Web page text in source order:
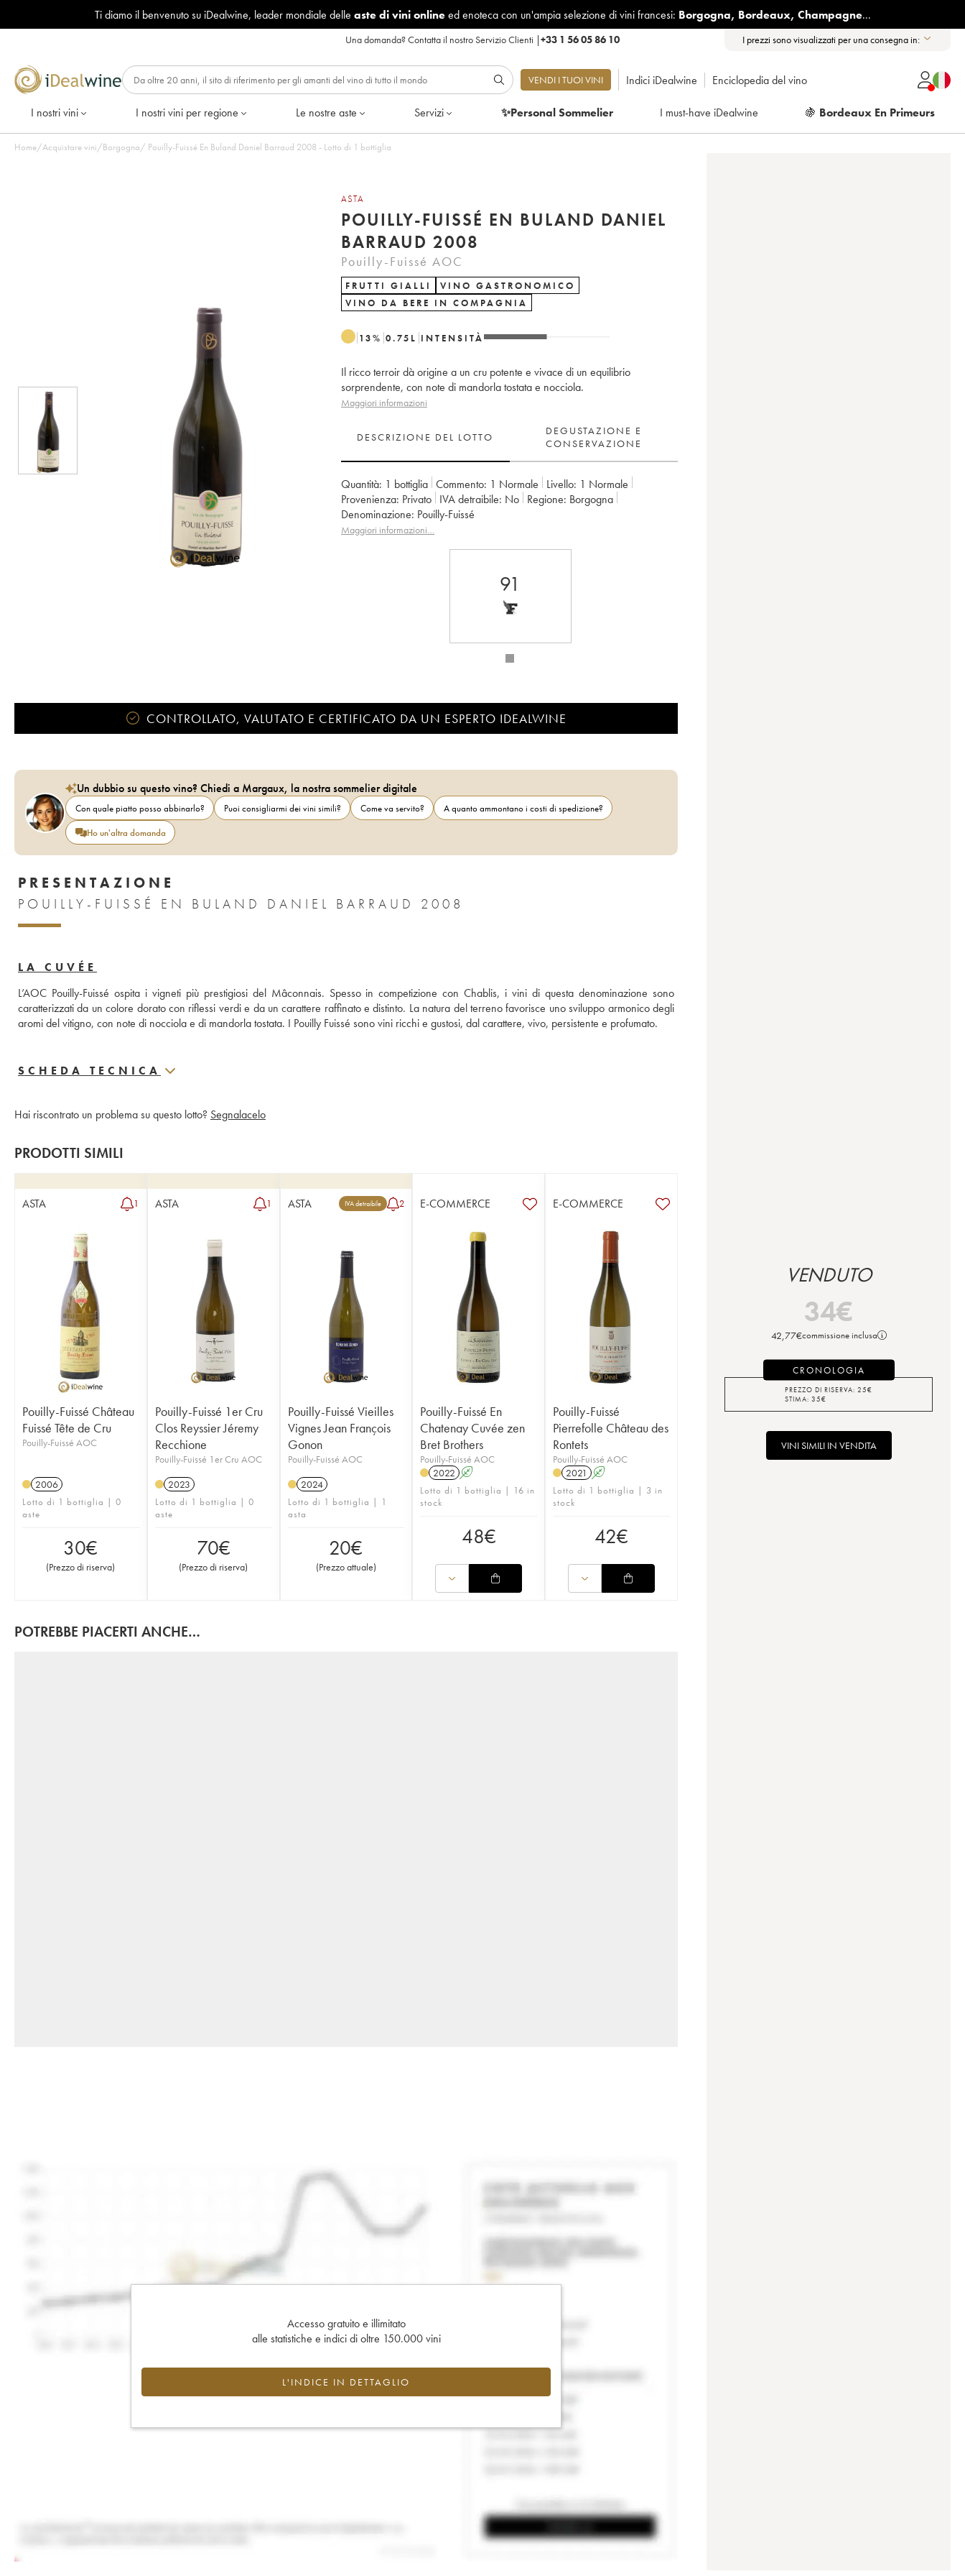
Ti diamo il benvenuto su iDealwine, leader mondiale delle aste di vini onlineed enoteca con un'ampia selezione di vini francesi: Borgogna, Bordeaux, Champagne...
Una domanda?Contatta il nostro Servizio Clienti |+33 1 56 05 86 10 I prezzi sono visualizzati per una consegna in:
VENDI I TUOI VINI Indici iDealwine Enciclopedia del vino
I nostri vini I nostri vini per regione Le nostre aste Servizi ✨Personal Sommelier I must-have iDealwine 🍇 Bordeaux En Primeurs
Home/Acquistare vini/Borgogna/ Pouilly-Fuissé En Buland Daniel Barraud 2008 - Lotto di 1 bottiglia
ASTA
POUILLY-FUISSÉ EN BULAND DANIEL
BARRAUD 2008
Pouilly-Fuissé AOC
FRUTTI GIALLI
VINO GASTRONOMICO
VINO DA BERE IN COMPAGNIA
13% 0.75 L INTENSITÀ
Il ricco terroir dà origine a un cru potente e vivace di un equilibrio
sorprendente, con note di mandorla tostata e nocciola.
Maggiori informazioni
DESCRIZIONE DEL LOTTO
DEGUSTAZIONE E
CONSERVAZIONE
Quantità: 1 bottiglia Commento: 1 Normale Livello: 1 Normale
Provenienza:
privato IVA detraibile: no Regione:
Borgogna
Denominazione: Pouilly-Fuissé
Maggiori informazioni…
91
CONTROLLATO, VALUTATO E CERTIFICATO DA UN ESPERTO IDEALWINE
Un dubbio su questo vino? Chiedi a Margaux, la nostra sommelier digitale
Con quale piatto posso abbinarlo? Puoi consigliarmi dei vini simili? Come va servito?
A quanto ammontano i costi di spedizione?
Ho un'altra domanda
PRESENTAZIONE
POUILLY-FUISSÉ EN BULAND DANIEL BARRAUD 2008
LA CUVÉE
L’AOC Pouilly-Fuissé ospita i vigneti più prestigiosi del Mâconnais. Spesso in competizione con Chablis, i vini di questa denominazione sono
caratterizzati da un colore dorato con riflessi verdi e da un carattere raffinato e distinto. La natura del terreno favorisce uno sviluppo armonico degli
aromi del vitigno, con note di nocciola e di mandorla tostata. I Pouilly Fuissé sono vini ricchi e gustosi, dal carattere, vivo, persistente e profumato.
SCHEDA TECNICA
Hai riscontrato un problema su questo lotto? Segnalacelo
PRODOTTI SIMILI
ASTA 1
Pouilly-Fuissé Château
Fuissé Tête de Cru
Pouilly-Fuissé AOC
2006
Lotto di 1 bottiglia | 0
aste
30€
(Prezzo di riserva)
ASTA 1
Pouilly-Fuissé 1er Cru
Clos Reyssier Jéremy
Recchione
Pouilly-Fuissé 1er Cru AOC
2023
Lotto di 1 bottiglia | 0
aste
70€
(Prezzo di riserva)
ASTA IVA detraibile 2
Pouilly-Fuissé Vieilles
Vignes Jean François
Gonon
Pouilly-Fuissé AOC
2024
Lotto di 1 bottiglia | 1
asta
20€
(Prezzo attuale)
E-COMMERCE
Pouilly-Fuissé En
Chatenay Cuvée zen
Bret Brothers
Pouilly-Fuissé AOC
2022 A
Lotto di 1 bottiglia | 16 in
stock
48€
E-COMMERCE
Pouilly-Fuissé
Pierrefolle Château des
Rontets
Pouilly-Fuissé AOC
2021
A
Lotto di 1 bottiglia | 3 in
stock
42€
POTREBBE PIACERTI ANCHE…
Accesso gratuito e illimitato
alle statistiche e indici di oltre 150.000 vini
L'INDICE IN DETTAGLIO
VENDUTO
34€
42,77€commissione inclusa
CRONOLOGIA
PREZZO DI RISERVA: 25€
STIMA: 35€
VINI SIMILI IN VENDITA